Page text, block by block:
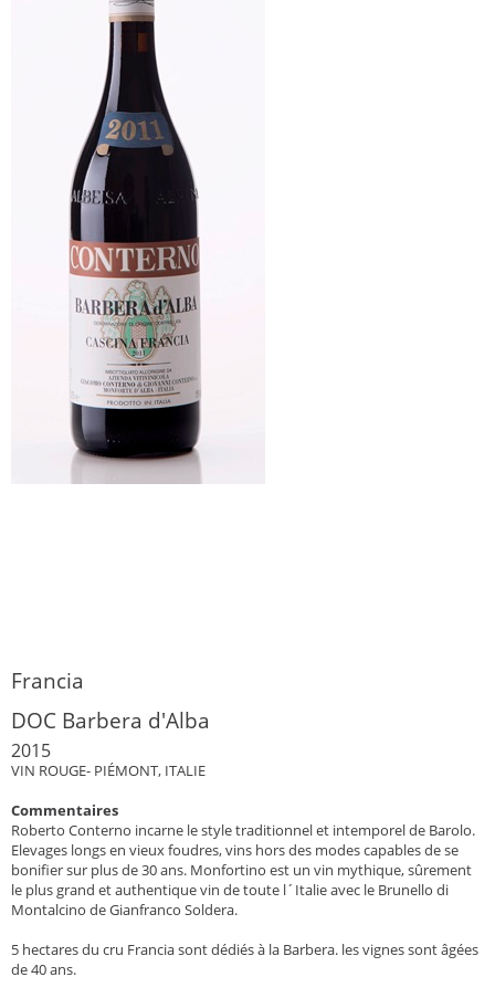
Francia
DOC Barbera d'Alba
2015
VIN ROUGE- PIÉMONT, ITALIE
Commentaires
Roberto Conterno incarne le style traditionnel et intemporel de Barolo.
Elevages longs en vieux foudres, vins hors des modes capables de se
bonifier sur plus de 30 ans. Monfortino est un vin mythique, sûrement
le plus grand et authentique vin de toute l´Italie avec le Brunello di
Montalcino de Gianfranco Soldera.
5 hectares du cru Francia sont dédiés à la Barbera. les vignes sont âgées
de 40 ans.